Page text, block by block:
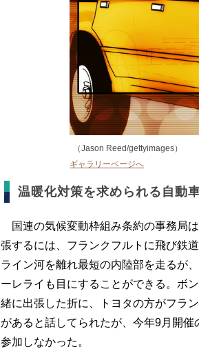
（Jason Reed/gettyimages）
ギャラリーページへ
温暖化対策を求められる自動
国連の気候変動枠組み条約の事務局
張するには、フランクフルトに飛び鉄
ライン河を離れ最短の内陸部を走るが
ーレライも目にすることができる。ボ
緒に出張した折に、トヨタの方がフラ
があると話してられたが、今年9月開
参加しなかった。